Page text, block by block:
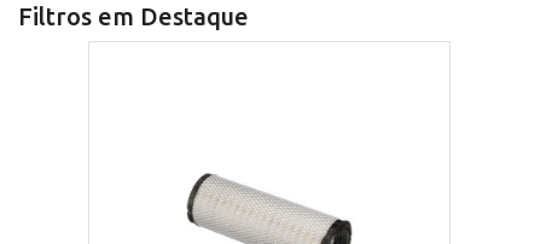
Filtros em Destaque